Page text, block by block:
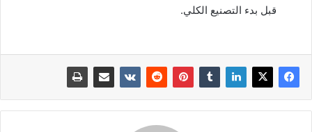
قبل بدء التصنيع الكلي.